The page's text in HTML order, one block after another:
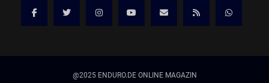
@2025 ENDURO.DE ONLINE MAGAZIN